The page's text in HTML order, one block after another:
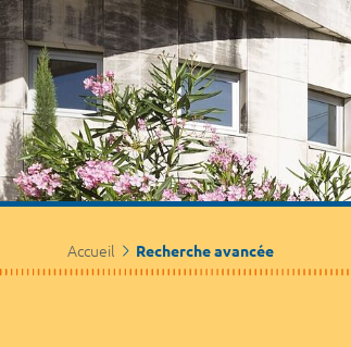
Accueil Recherche avancée